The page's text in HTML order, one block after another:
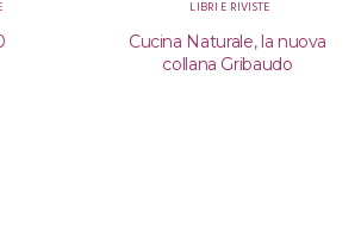
LIBRI E RIVISTE
Cucina Naturale, la nuova
collana Gribaudo